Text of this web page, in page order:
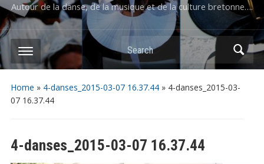
Autour de la danse, de la musique et de la culture bretonne….
Home » 4-danses_2015-03-07 16.37.44» 4-danses_2015-03-
07 16.37.44
4-danses_2015-03-07 16.37.44